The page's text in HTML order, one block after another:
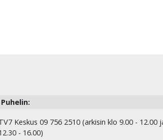
Puhelin:
Keskus 09 756 2510 (arkisin klo 9.00 - 12.00
- 16.00)